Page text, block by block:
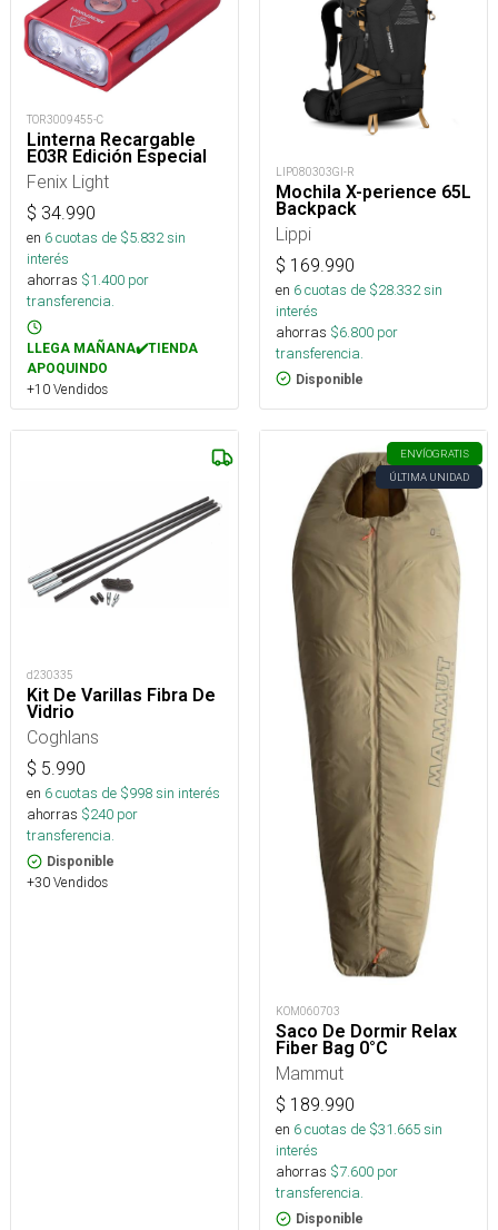
TOR3009455-C
Linterna Recargable
E03R Edición Especial
Fenix Light
$ 34.990
en 6cuotas de $5.832sin
interés
ahorras $1.400 por
transferencia.
LLEGA MAÑANA✔️TIENDA
APOQUINDO
+10 Vendidos
LIP080303GI-R
Mochila X-perience 65L
Backpack
Lippi
$ 169.990
en 6cuotas de $28.332sin
interés
ahorras $6.800 por
transferencia.
Disponible
d230335
Kit De Varillas Fibra De
Vidrio
Coghlans
$ 5.990
en 6cuotas de $998sin interés
ahorras $240 por
transferencia.
Disponible
+30 Vendidos
ENVÍOGRATIS
ÚLTIMA UNIDAD
KOM060703
Saco De Dormir Relax
Fiber Bag 0°C
Mammut
$ 189.990
en 6cuotas de $31.665sin
interés
ahorras $7.600 por
transferencia.
Disponible